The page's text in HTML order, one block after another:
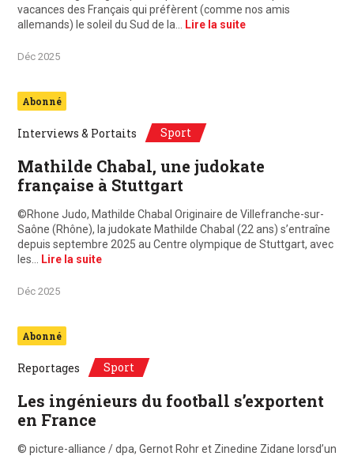
vacances des Français qui préfèrent (comme nos amis
allemands) le soleil du Sud de la…
Lire la suite
Déc 2025
Abonné
Interviews & Portaits Sport
Mathilde Chabal, une judokate
française à Stuttgart
©Rhone Judo, Mathilde Chabal Originaire de Villefranche-sur-
Saône (Rhône), la judokate Mathilde Chabal (22 ans) s’entraîne
depuis septembre 2025 au Centre olympique de Stuttgart, avec
les…
Lire la suite
Déc 2025
Abonné
Reportages Sport
Les ingénieurs du football s’exportent
en France
© picture-alliance / dpa, Gernot Rohr et Zinedine Zidane lorsd’un